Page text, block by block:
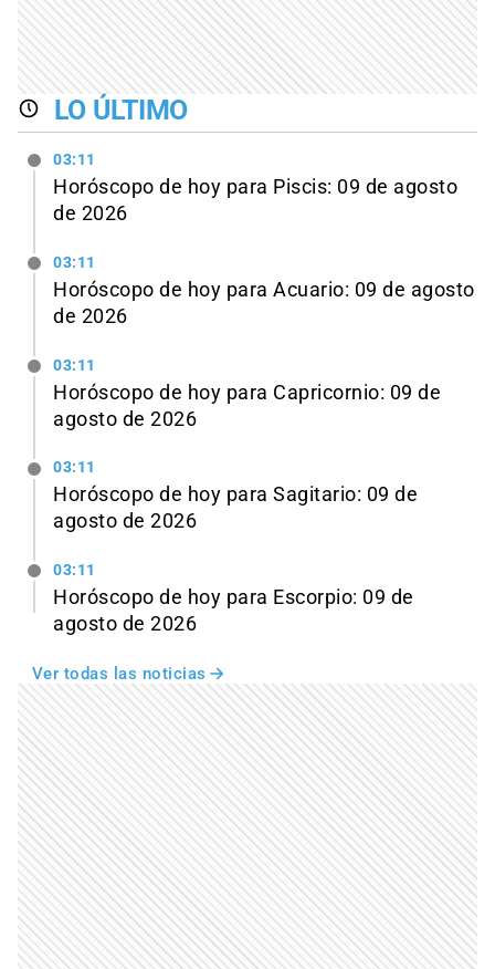
LO ÚLTIMO
03:11
Horóscopo de hoy para Piscis: 09 de agosto
de 2026
03:11
Horóscopo de hoy para Acuario: 09 de agosto
de 2026
03:11
Horóscopo de hoy para Capricornio: 09 de
agosto de 2026
03:11
Horóscopo de hoy para Sagitario: 09 de
agosto de 2026
03:11
Horóscopo de hoy para Escorpio: 09 de
agosto de 2026
Ver todas las noticias